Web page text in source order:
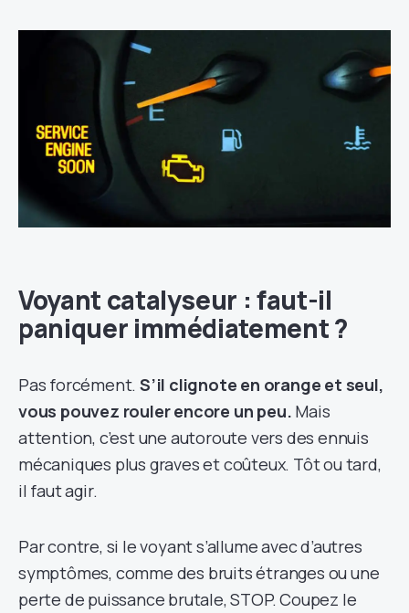
Voyant catalyseur : faut-il
paniquer immédiatement ?
Pas forcément. S’il clignote en orange et seul,
vous pouvez rouler encore un peu. Mais
attention, c’est une autoroute vers des ennuis
mécaniques plus graves et coûteux. Tôt ou tard,
il faut agir.
Par contre, si le voyant s’allume avec d’autres
symptômes, comme des bruits étranges ou une
perte de puissance brutale, STOP. Coupez le